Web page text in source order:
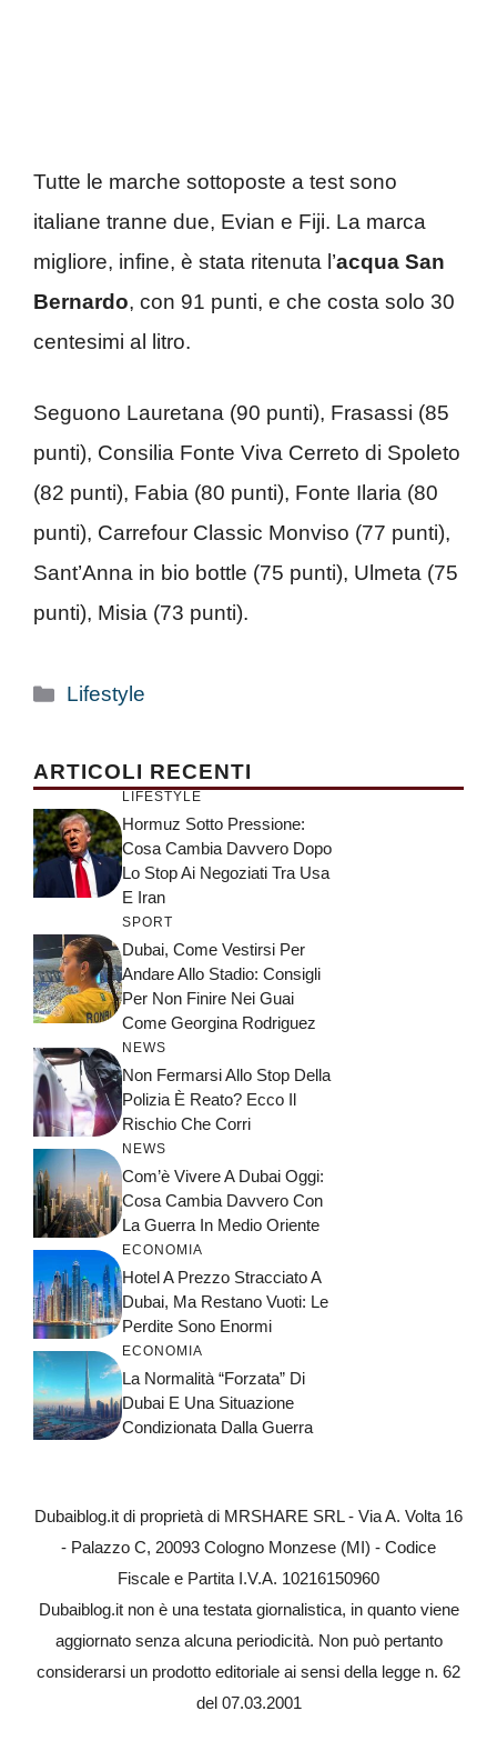
Tutte le marche sottoposte a test sono
italiane tranne due, Evian e Fiji. La marca
migliore, infine, è stata ritenuta l’acqua San
Bernardo, con 91 punti, e che costa solo 30
centesimi al litro.
Seguono Lauretana (90 punti), Frasassi (85
punti), Consilia Fonte Viva Cerreto di Spoleto
(82 punti), Fabia (80 punti), Fonte Ilaria (80
punti), Carrefour Classic Monviso (77 punti),
Sant’Anna in bio bottle (75 punti), Ulmeta (75
punti), Misia (73 punti).
Categorie
Lifestyle
ARTICOLI RECENTI
LIFESTYLE
Hormuz Sotto Pressione:
Cosa Cambia Davvero Dopo
Lo Stop Ai Negoziati Tra Usa
E Iran
SPORT
Dubai, Come Vestirsi Per
Andare Allo Stadio: Consigli
Per Non Finire Nei Guai
Come Georgina Rodriguez
NEWS
Non Fermarsi Allo Stop Della
Polizia È Reato? Ecco Il
Rischio Che Corri
NEWS
Com’è Vivere A Dubai Oggi:
Cosa Cambia Davvero Con
La Guerra In Medio Oriente
ECONOMIA
Hotel A Prezzo Stracciato A
Dubai, Ma Restano Vuoti: Le
Perdite Sono Enormi
ECONOMIA
La Normalità “forzata” Di
Dubai E Una Situazione
Condizionata Dalla Guerra
Dubaiblog.it di proprietà di MRSHARE SRL - Via A. Volta 16
- Palazzo C, 20093 Cologno Monzese (MI) - Codice
Fiscale e Partita I.V.A. 10216150960
Dubaiblog.it non è una testata giornalistica, in quanto viene
aggiornato senza alcuna periodicità. Non può pertanto
considerarsi un prodotto editoriale ai sensi della legge n. 62
del 07.03.2001